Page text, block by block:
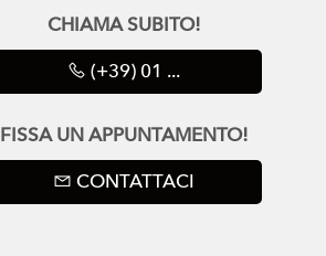
CHIAMA SUBITO!
(+39) 01 ...
FISSA UN APPUNTAMENTO!
CONTATTACI